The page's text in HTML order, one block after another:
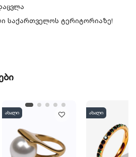
საქართველოს ტერიტორიაზე!
ახალი ახალი